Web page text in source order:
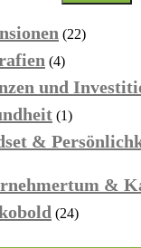
(22)
(4)
und
(1)
&
&
(24)